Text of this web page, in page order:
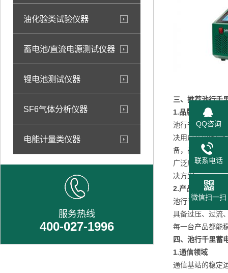
油化验类试验仪器
蓄电池/直流电源测试仪器
锂电池测试仪器
SF6气体分析仪器
电能计量类仪器
服务热线
400-027-1996
三、推荐池行千
1.品牌介绍
池行千里品牌隶
决用户在电池测
备，在电池检测
广泛应用于电力
决方案。
2.产品优势
池行千里
具备过压、过流
每一台产品都能
四、池行千里蓄
1.通信领域
通信基站的稳定
QQ咨询
联系电话
微信扫一扫